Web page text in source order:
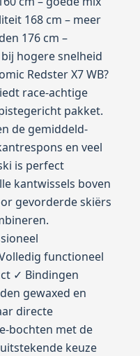
168 cm – meer
176 cm –
hogere snelheid
Redster X7 WB?
race-achtige
pakket.
de gemiddeld-
en veel
is perfect
kantwissels boven
gevorderde skiërs
functioneel
✓ Bindingen
gewaxed en
directe
bochten met de
keuze